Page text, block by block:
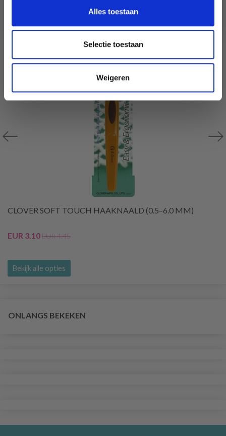
Alles toestaan
Selectie toestaan
Weigeren
CLOVER SOFT TOUCH HAAKNAALD (0.5–6.0 MM)
EUR 3.10EUR 4.45
Bekijk alle opties
ONLANGS BEKEKEN